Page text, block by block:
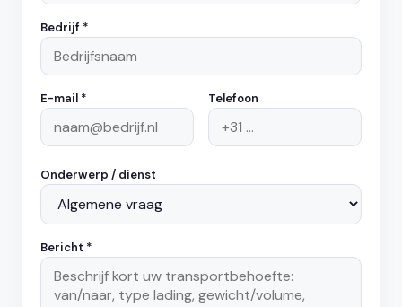
Bedrijf *
E-mail * Telefoon
Onderwerp / dienst
Bericht *